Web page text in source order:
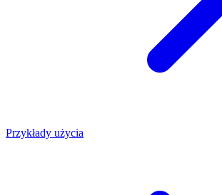
Przykłady użycia